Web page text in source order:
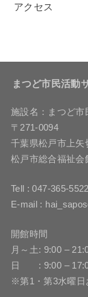
アクセス
まつど市民活動
施設名：まつど市
〒271-0094
千葉県松戸市上矢
松戸市総合福祉会
Tell : 047-365-5522
E-mail :
開館時間
月～土: 9:00 –
日 : 9:00 –
※第1・第3水曜日